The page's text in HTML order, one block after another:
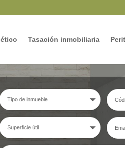
Tasación inmobiliaria